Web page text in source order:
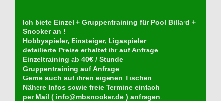
Ich biete Einzel + Gruppentraining für Pool Billard +
Snooker an !
Hobbyspieler, Einsteiger, Ligaspieler
detailierte Preise erhaltet ihr auf Anfrage
Einzeltraining ab 40€ / Stunde
Gruppentraining auf Anfrage
Gerne auch auf ihren eigenen Tischen
Nähere Infos sowie freie Termine einfach
per Mail ( info@mbsnooker.de ) anfragen.